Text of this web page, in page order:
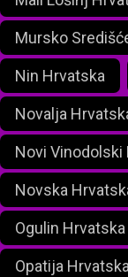
Mursko
Nin Hrvatska
Novalja
Novi Vinodolski
Novska
Ogulin Hrvatska
Opatija